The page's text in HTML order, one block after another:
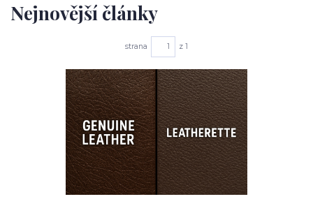
Nejnovější články
strana z 1